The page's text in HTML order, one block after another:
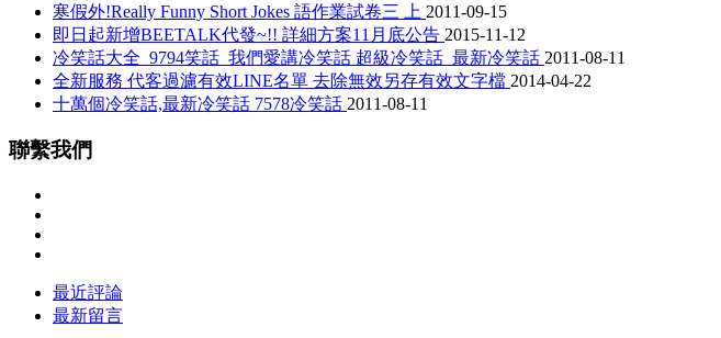
寒假外!Really Funny Short Jokes 語作業試卷三 上 2011-09-15
即日起新增BEETALK代發~!! 詳細方案11月底公告 2015-11-12
冷笑話大全_9794笑話_我們愛講冷笑話 超級冷笑話_最新冷笑話 2011-08-11
全新服務 代客過濾有效LINE名單 去除無效另存有效文字檔 2014-04-22
十萬個冷笑話,最新冷笑話 7578冷笑話 2011-08-11
聯繫我們
最近評論
最新留言